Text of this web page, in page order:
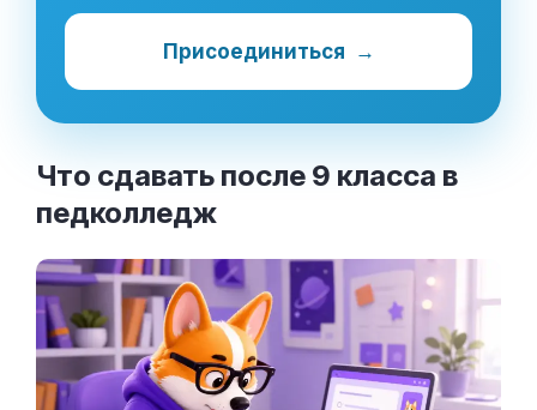
Присоединиться →
Что сдавать после 9 класса в
педколледж